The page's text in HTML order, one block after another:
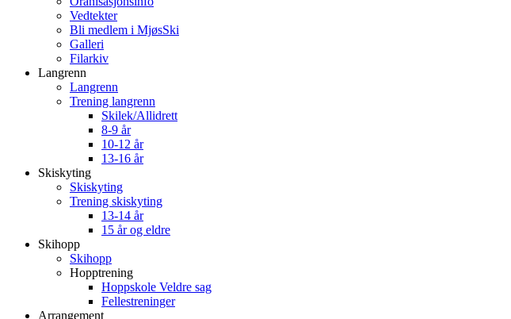
Vedtekter
Bli medlem i MjøsSki
Galleri
Filarkiv
Langrenn
Langrenn
Trening langrenn
Skilek/Allidrett
8-9 år
10-12 år
13-16 år
Skiskyting
Skiskyting
Trening skiskyting
13-14 år
15 år og eldre
Skihopp
Skihopp
Hopptrening
Hoppskole Veldre sag
Fellestreninger
Arrangement